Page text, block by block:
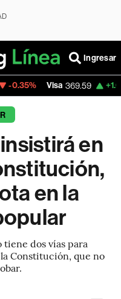
Ingresar
369.59 +1.07%
en
en la
dos vías para
Constitución, que no